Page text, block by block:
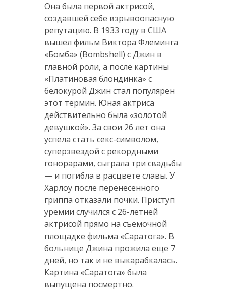
Она была первой актрисой,
создавшей себе взрывоопасную
репутацию. В 1933 году в США
вышел фильм Виктора Флеминга
«Бомба» (Bombshell) с Джин в
главной роли, а после картины
«Платиновая блондинка» с
белокурой Джин стал популярен
этот термин. Юная актриса
действительно была «золотой
девушкой». За свои 26 лет она
успела стать секс-символом,
суперзвездой с рекордными
гонорарами, сыграла три свадьбы
— и погибла в расцвете славы. У
Харлоу после перенесенного
гриппа отказали почки. Приступ
уремии случился с 26-летней
актрисой прямо на съемочной
площадке фильма «Саратога». В
больнице Джина прожила еще 7
дней, но так и не выкарабкалась.
Картина «Саратога» была
выпущена посмертно.